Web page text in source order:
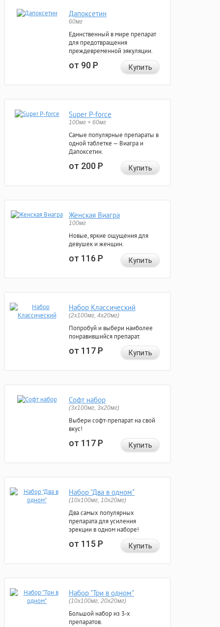
Дапоксетин
60мг
Единственный в мире препарат
для предотвращения
преждевременной эякуляции.
от 90Р Купить
Super P-force
100мг + 60мг
Самые популярные препараты в
одной таблетке — Виагра и
Дапоксетин.
от 200Р Купить
Женская Виагра
100мг
Новые, яркие ощущения для
девушек и женщин.
от 116Р Купить
Набор Классический
(2x100мг, 4x20мг)
Попробуй и выбери наиболее
понравившийся препарат.
от 117Р Купить
Софт набор
(3x100мг, 3x20мг)
Выбери софт-препарат на свой
вкус!
от 117Р Купить
Набор "Два в одном"
(10x100мг, 10x20мг)
Два самых популярных
препарата для усиления
эрекции в одном наборе!
от 115Р Купить
Набор "Три в одном"
(10x100мг, 20x20мг)
Большой набор из 3-х
препаратов.